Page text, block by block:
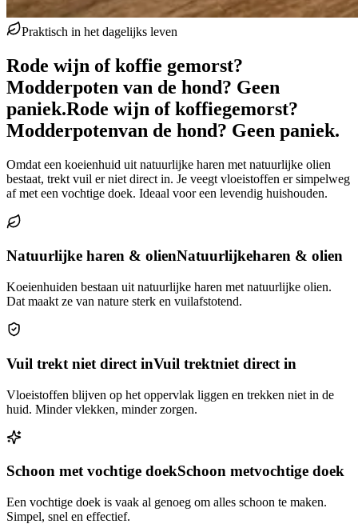
Praktisch in het dagelijks leven
Rode wijn of koffie gemorst?
Modderpoten van de hond? Geen
paniek.Rode wijn of koffiegemorst?
Modderpotenvan de hond? Geen paniek.
Omdat een koeienhuid uit natuurlijke haren met natuurlijke olien
bestaat, trekt vuil er niet direct in. Je veegt vloeistoffen er simpelweg
af met een vochtige doek. Ideaal voor een levendig huishouden.
Natuurlijke haren & olienNatuurlijkeharen & olien
Koeienhuiden bestaan uit natuurlijke haren met natuurlijke olien.
Dat maakt ze van nature sterk en vuilafstotend.
Vuil trekt niet direct inVuil trektniet direct in
Vloeistoffen blijven op het oppervlak liggen en trekken niet in de
huid. Minder vlekken, minder zorgen.
Schoon met vochtige doekSchoon metvochtige doek
Een vochtige doek is vaak al genoeg om alles schoon te maken.
Simpel, snel en effectief.